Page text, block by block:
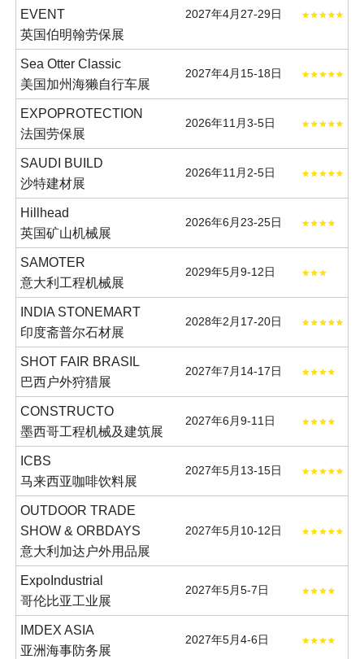
EVENT
英国伯明翰劳保展
2027年4月27-29日
Sea Otter Classic
美国加州海獭自行车展
2027年4月15-18日
EXPOPROTECTION
法国劳保展
2026年11月3-5日
SAUDI BUILD
沙特建材展
2026年11月2-5日
Hillhead
英国矿山机械展
2026年6月23-25日
SAMOTER
意大利工程机械展
2029年5月9-12日
INDIA STONEMART
印度斋普尔石材展
2028年2月17-20日
SHOT FAIR BRASIL
巴西户外狩猎展
2027年7月14-17日
CONSTRUCTO
墨西哥工程机械及建筑展
2027年6月9-11日
ICBS
马来西亚咖啡饮料展
2027年5月13-15日
OUTDOOR TRADE
SHOW & ORBDAYS
意大利加达户外用品展
2027年5月10-12日
ExpoIndustrial
哥伦比亚工业展
2027年5月5-7日
IMDEX ASIA
亚洲海事防务展
2027年5月4-6日